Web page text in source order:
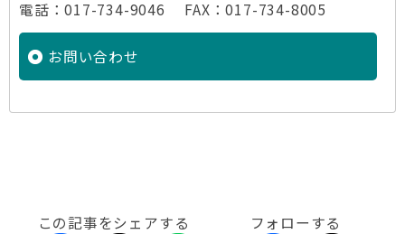
電話：017-734-9046 FAX：017-734-8005
お問い合わせ
この記事をシェアする フォローする